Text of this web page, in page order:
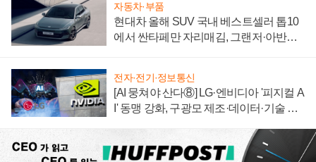
자동차·부품
현대차 올해 SUV 국내 베스트셀러 톱10
에서 싼타페만 자리매김, 그랜저·아반떼
전자·전기·정보통신
[AI 뭉쳐야 산다⑧] LG·엔비디아 '피지컬 A
I' 동맹 강화, 구광모 제조·데이터·기술 결